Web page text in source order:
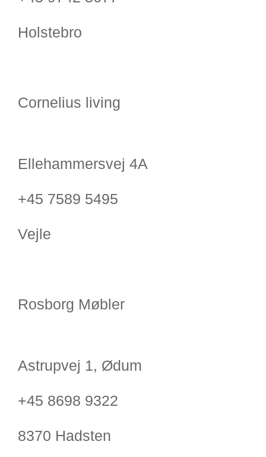
Holstebro
Cornelius living
Ellehammersvej 4A
+45 7589 5495
Vejle
Rosborg Møbler
Astrupvej 1, Ødum
+45 8698 9322
8370 Hadsten